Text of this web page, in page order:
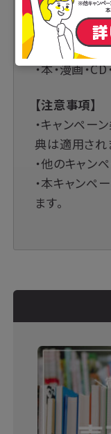
【参加条件】
・お申し込み
【MY25B9】
・本・漫画・
【注意事項】
・キャンペー
典は適用され
・他のキャン
・本キャンペ
ます。